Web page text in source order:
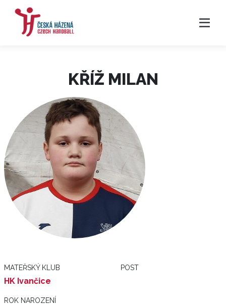
KŘÍŽ MILAN
MATEŘSKÝ KLUB
HK Ivančice
POST
ROK NAROZENÍ